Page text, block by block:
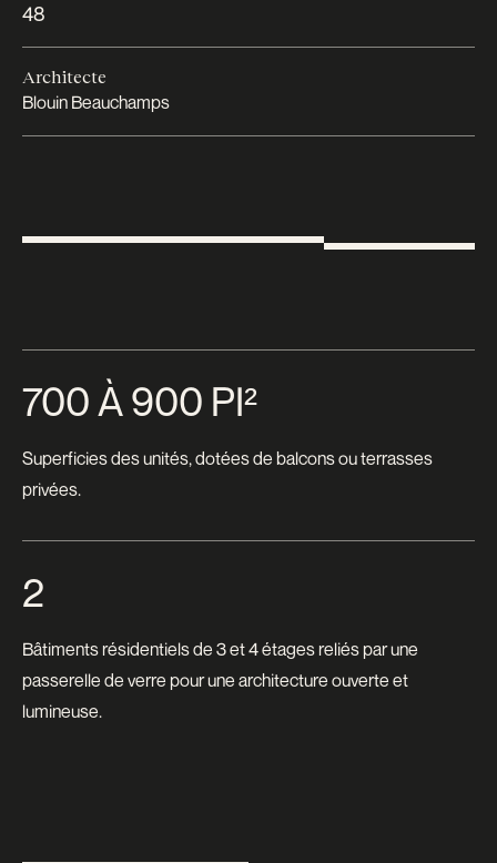
48
Architecte
Blouin Beauchamps
700 À 900 PI²
Superficies des unités, dotées de balcons ou terrasses
privées.
2
Bâtiments résidentiels de 3 et 4 étages reliés par une
passerelle de verre pour une architecture ouverte et
lumineuse.